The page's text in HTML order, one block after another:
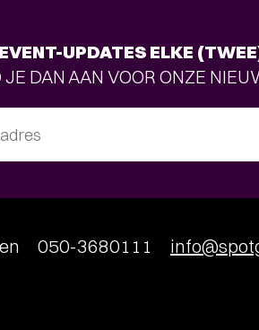
UPDATES ELKE
JE DAN AAN VOOR ONZE
050-3680111